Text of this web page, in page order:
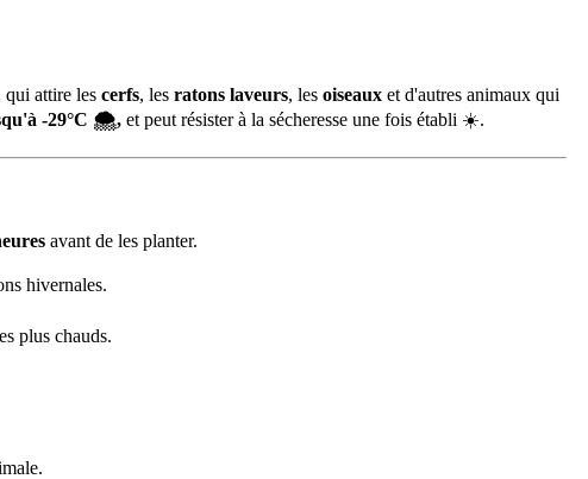
qui attire les cerfs, les ratons laveurs, les oiseaux et d'autres animaux qui
-29°C 🌨️, et peut résister à la sécheresse une fois établi ☀️.
avant de les planter.
hivernales.
plus chauds.